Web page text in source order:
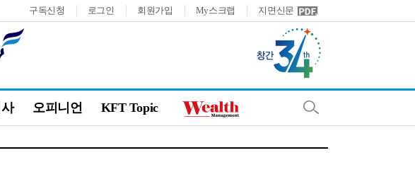
구독신청 로그인 회원가입 My스크랩 지면신문
오피니언 KFT Topic